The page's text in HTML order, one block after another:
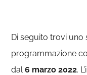
Di seguito trovi uno
programmazione
dal6 marzo 2022.